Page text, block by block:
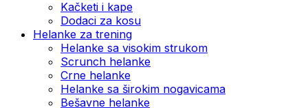
Kačketi i kape
Dodaci za kosu
Helanke za trening
Helanke sa visokim strukom
Scrunch helanke
Crne helanke
Helanke sa širokim nogavicama
Bešavne helanke